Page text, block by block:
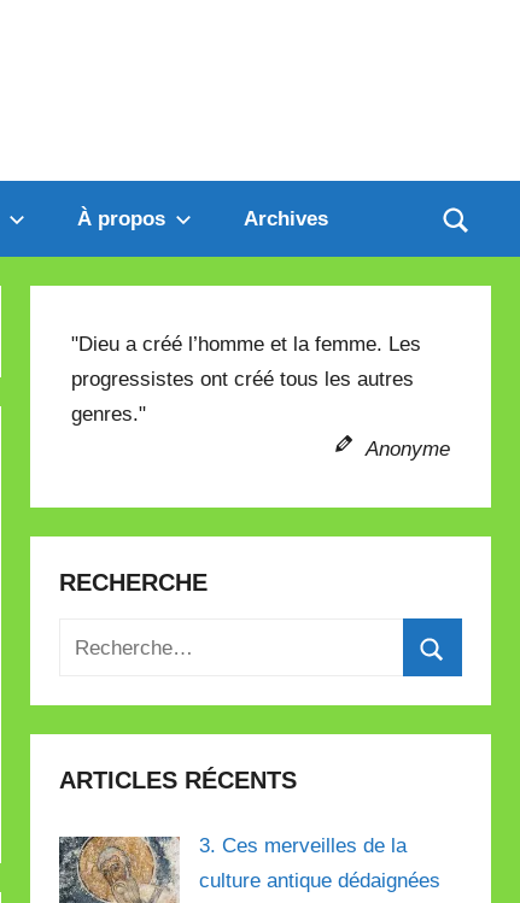
À propos Archives
"Dieu a créé l’homme et la femme. Les
progressistes ont créé tous les autres
genres."
Anonyme
RECHERCHE
Recherche
:
ARTICLES RÉCENTS
3. Ces merveilles de la
culture antique dédaignées